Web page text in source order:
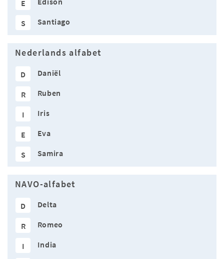
E
S Santiago
Nederlands alfabet
D Daniël
R Ruben
I Iris
E Eva
S Samira
NAVO-alfabet
D Delta
R Romeo
I India